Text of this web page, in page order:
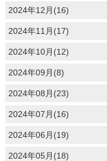
2024年12月(16)
2024年11月(17)
2024年10月(12)
2024年09月(8)
2024年08月(23)
2024年07月(16)
2024年06月(19)
2024年05月(18)